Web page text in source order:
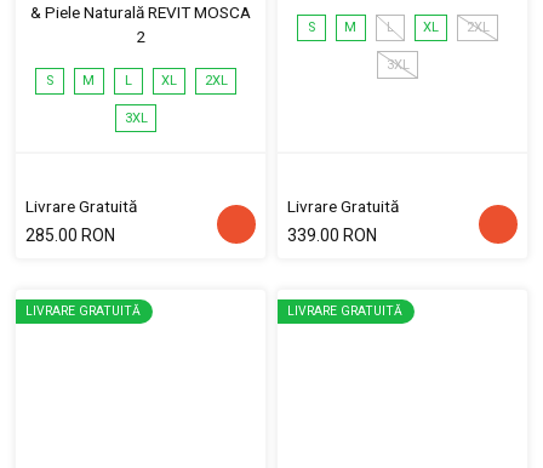
& Piele Naturală REVIT MOSCA
2
S M L XL 2XL
3XL
Livrare Gratuită
285.00 RON
S M L XL 2XL
3XL
Livrare Gratuită
339.00 RON
LIVRARE GRATUITĂ LIVRARE GRATUITĂ